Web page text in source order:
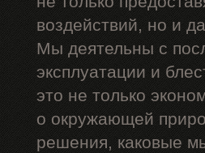
воздействий, но и
Мы деятельны с
эксплуатации и
это не только
о окружающей
решения, каковые